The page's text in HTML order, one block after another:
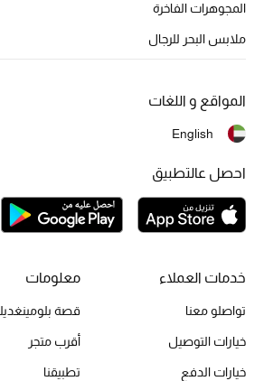
المجوهرات الفاخرة
ملابس البحر للرجال
خدمات العملاء
تواصلو معنا
خيارات التوصيل
خيارات الدفع
معلومات
قصة
أقرب متجر
تطبيقنا
المواقع و اللغات
English
احصل عالتطبيق